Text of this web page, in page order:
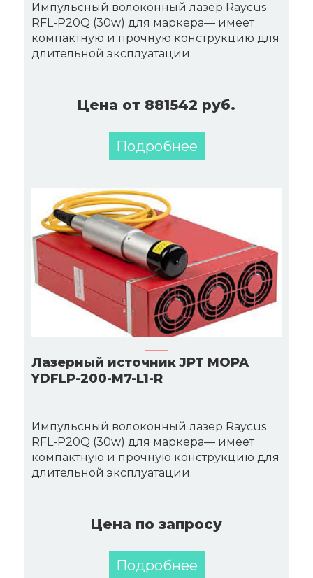
Импульсный волоконный лазер Raycus
RFL-P20Q (30w) для маркера— имеет
компактную и прочную конструкцию для
длительной эксплуатации.
Цена от 881542 руб.
Подробнее
Лазерный источник JPT MOPA
YDFLP-200-M7-L1-R
Импульсный волоконный лазер Raycus
RFL-P20Q (30w) для маркера— имеет
компактную и прочную конструкцию для
длительной эксплуатации.
Цена по запросу
Подробнее